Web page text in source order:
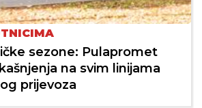
sezone: Pulapromet
na svim linijama
prijevoza